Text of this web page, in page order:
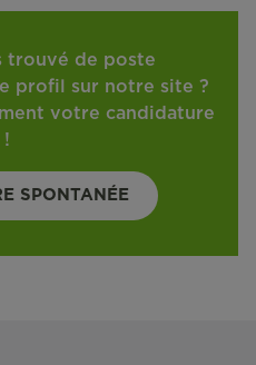
trouvé de poste
profil sur notre site ?
votre candidature
!
SPONTANÉE